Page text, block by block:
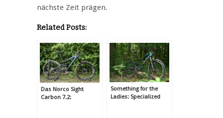
nächste Zeit prägen.
Related Posts:
Das Norco Sight
Carbon 7.2:
Something for the
Ladies: Specialized